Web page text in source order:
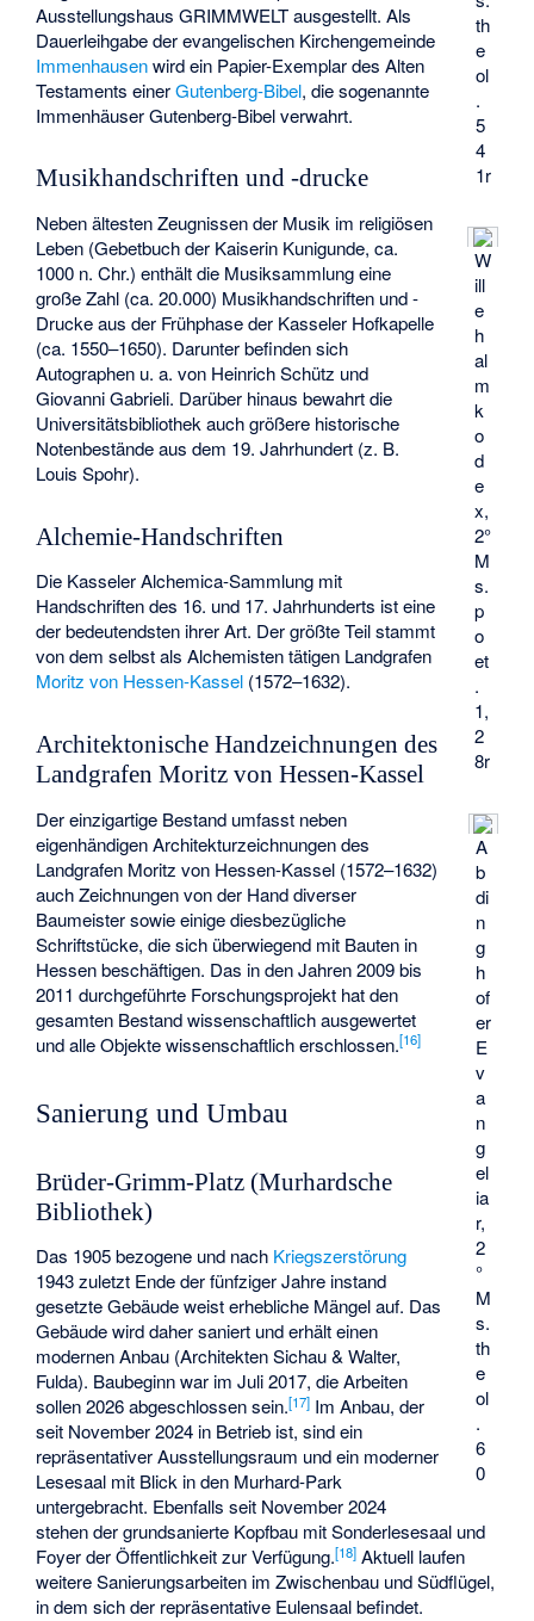
th
e
ol
.
5
4
1r
W
ill
e
h
al
m
k
o
d
e
x,
2°
M
s.
p
o
et
.
1,
2
8r
A
b
di
n
g
h
of
er
E
v
a
n
g
el
ia
r,
2
°
M
s.
th
e
ol
.
6
0
AusstellungshausGRIMMWELTausgestellt. Als
Dauerleihgabe der evangelischen Kirchengemeinde
Immenhausenwird ein Papier-Exemplar des Alten
Testaments einerGutenberg-Bibel, die sogenannte
Immenhäuser Gutenberg-Bibelverwahrt.
Musikhandschriften und -drucke
Neben ältesten Zeugnissen der Musik im religiösen
Leben (Gebetbuch der Kaiserin Kunigunde, ca.
1000 n. Chr.) enthält die Musiksammlung eine
große Zahl (ca. 20.000) Musikhandschriften und -
Drucke aus der Frühphase der Kasseler Hofkapelle
(ca. 1550–1650). Darunter befinden sich
Autographen u. a. von Heinrich Schütz und
Giovanni Gabrieli. Darüber hinaus bewahrt die
Universitätsbibliothek auch größere historische
Notenbestände aus dem 19. Jahrhundert (z. B.
Louis Spohr).
Alchemie-Handschriften
Die Kasseler Alchemica-Sammlung mit
Handschriften des 16. und 17. Jahrhunderts ist eine
der bedeutendsten ihrer Art. Der größte Teil stammt
von dem selbst als Alchemisten tätigen Landgrafen
Moritz von Hessen-Kassel (1572–1632).
Architektonische Handzeichnungen des
Landgrafen Moritz von Hessen-Kassel
Der einzigartige Bestand umfasst neben
eigenhändigen Architekturzeichnungen des
Landgrafen Moritz von Hessen-Kassel (1572–1632)
auch Zeichnungen von der Hand diverser
Baumeister sowie einige diesbezügliche
Schriftstücke, die sich überwiegend mit Bauten in
Hessen beschäftigen. Das in den Jahren 2009 bis
2011 durchgeführte Forschungsprojekt hat den
gesamten Bestand wissenschaftlich ausgewertet
und alle Objekte wissenschaftlich erschlossen.[16]
Sanierung und Umbau
Brüder-Grimm-Platz (Murhardsche
Bibliothek)
Das 1905 bezogene und nach Kriegszerstörung
1943 zuletzt Ende der fünfziger Jahre instand
gesetzte Gebäude weist erhebliche Mängel auf. Das
Gebäude wird daher saniert und erhält einen
modernen Anbau (Architekten Sichau & Walter,
Fulda). Baubeginn war im Juli 2017, die Arbeiten
sollen 2026 abgeschlossen sein.[17] Im Anbau, der
seit November 2024 in Betrieb ist, sind ein
repräsentativer Ausstellungsraum und ein moderner
Lesesaal mit Blick in den Murhard-Park
untergebracht. Ebenfalls seit November 2024
stehen der grundsanierte Kopfbau mit Sonderlesesaal und
Foyer der Öffentlichkeit zur Verfügung.[18] Aktuell laufen
weitere Sanierungsarbeiten im Zwischenbau und Südflügel,
in dem sich der repräsentative Eulensaal befindet.